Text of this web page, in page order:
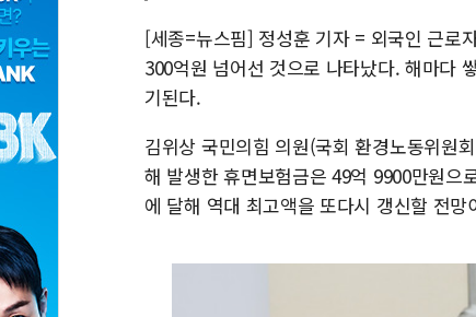
[세종=뉴스핌] 정성훈 기자 = 외국인 근로
300억원 넘어선 것으로 나타났다. 해마다
기된다.
김위상 국민의힘 의원(국회 환경노동위원
해 발생한 휴면보험금은 49억 9900만원
에 달해 역대 최고액을 또다시 갱신할 전망